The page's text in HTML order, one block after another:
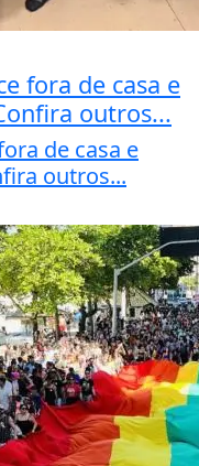
fora de casa e
outros...
de casa e
outros...